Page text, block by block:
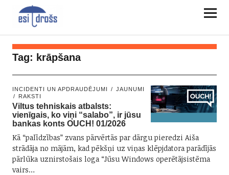
Tag: krāpšana
INCIDENTI UN APDRAUDĒJUMI
JAUNUMI
RAKSTI
Viltus tehniskais atbalsts:
vienīgais, ko viņi “salabo”, ir jūsu
bankas konts OUCH! 01/2026
Kā “palīdzības” zvans pārvērtās par dārgu pieredzi Aiša
strādāja no mājām, kad pēkšņi uz viņas klēpjdatora parādījās
pārlūka uznirstošais loga “Jūsu Windows operētājsistēma
vairs…